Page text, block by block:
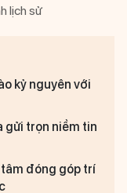
lịch sử
kỷ nguyên với
gửi trọn niềm tin
đóng góp trí